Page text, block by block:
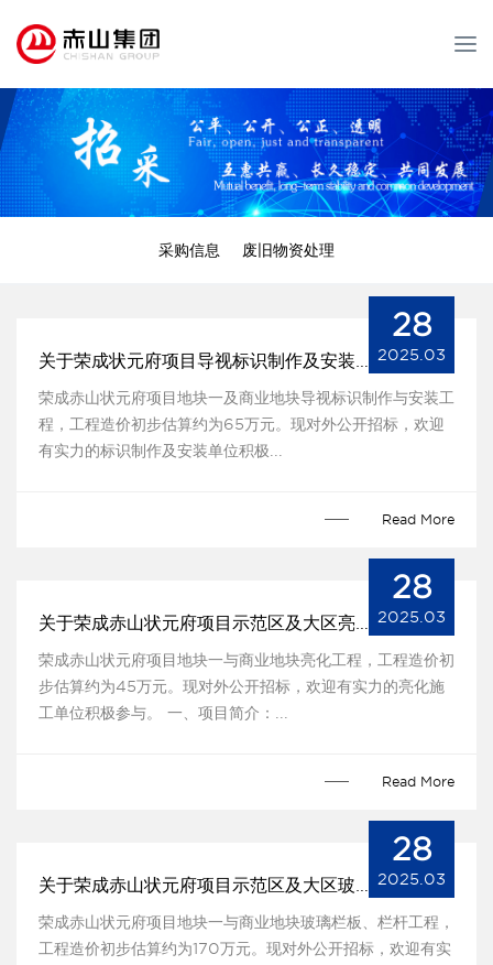
T
g
g
l
e
n
a
采购信息 废旧物资处理
关于荣成状元府项目导视标识制作及安装工程的招标公告
荣成赤山状元府项目地块一及商业地块导视标识制作与安装工
程，工程造价初步估算约为65万元。现对外公开招标，欢迎
有实力的标识制作及安装单位积极...
28
2025.03
Read More
关于荣成赤山状元府项目示范区及大区亮化工程的招标公告
荣成赤山状元府项目地块一与商业地块亮化工程，工程造价初
步估算约为45万元。现对外公开招标，欢迎有实力的亮化施
工单位积极参与。 一、项目简介：...
28
2025.03
Read More
关于荣成赤山状元府项目示范区及大区玻璃栏板、栏杆工程的招标公告
荣成赤山状元府项目地块一与商业地块玻璃栏板、栏杆工程，
工程造价初步估算约为170万元。现对外公开招标，欢迎有实
28
2025.03